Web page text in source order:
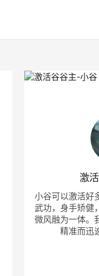
激
小谷可以激活好
武功，身手矫健
微风融为一体。
精准而迅